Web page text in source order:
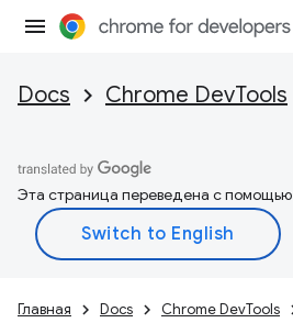
Docs Chrome DevTools
Эта страница переведена с помощью
Главная Docs Chrome DevTools